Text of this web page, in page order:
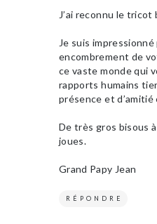
J’ai reconnu le tricot
Je suis
encombrement de
ce vaste monde qui
rapports humains
présence et
De très gros bisous
joues.
Grand Papy Jean
RÉPONDRE